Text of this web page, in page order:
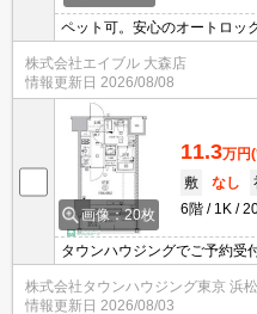
ペット可。安心のオートロッ
ト無料。敷金・礼金に注目。
い合わせください。住環境、
せませんね！。
株式会社エイブル 大森店
情報更新日 2026/08/08
画像：20枚
11.3万円
敷
なし
6階
1K
タウンハウジングでご予約受
株式会社タウンハウジング東京 浜
情報更新日 2026/08/03